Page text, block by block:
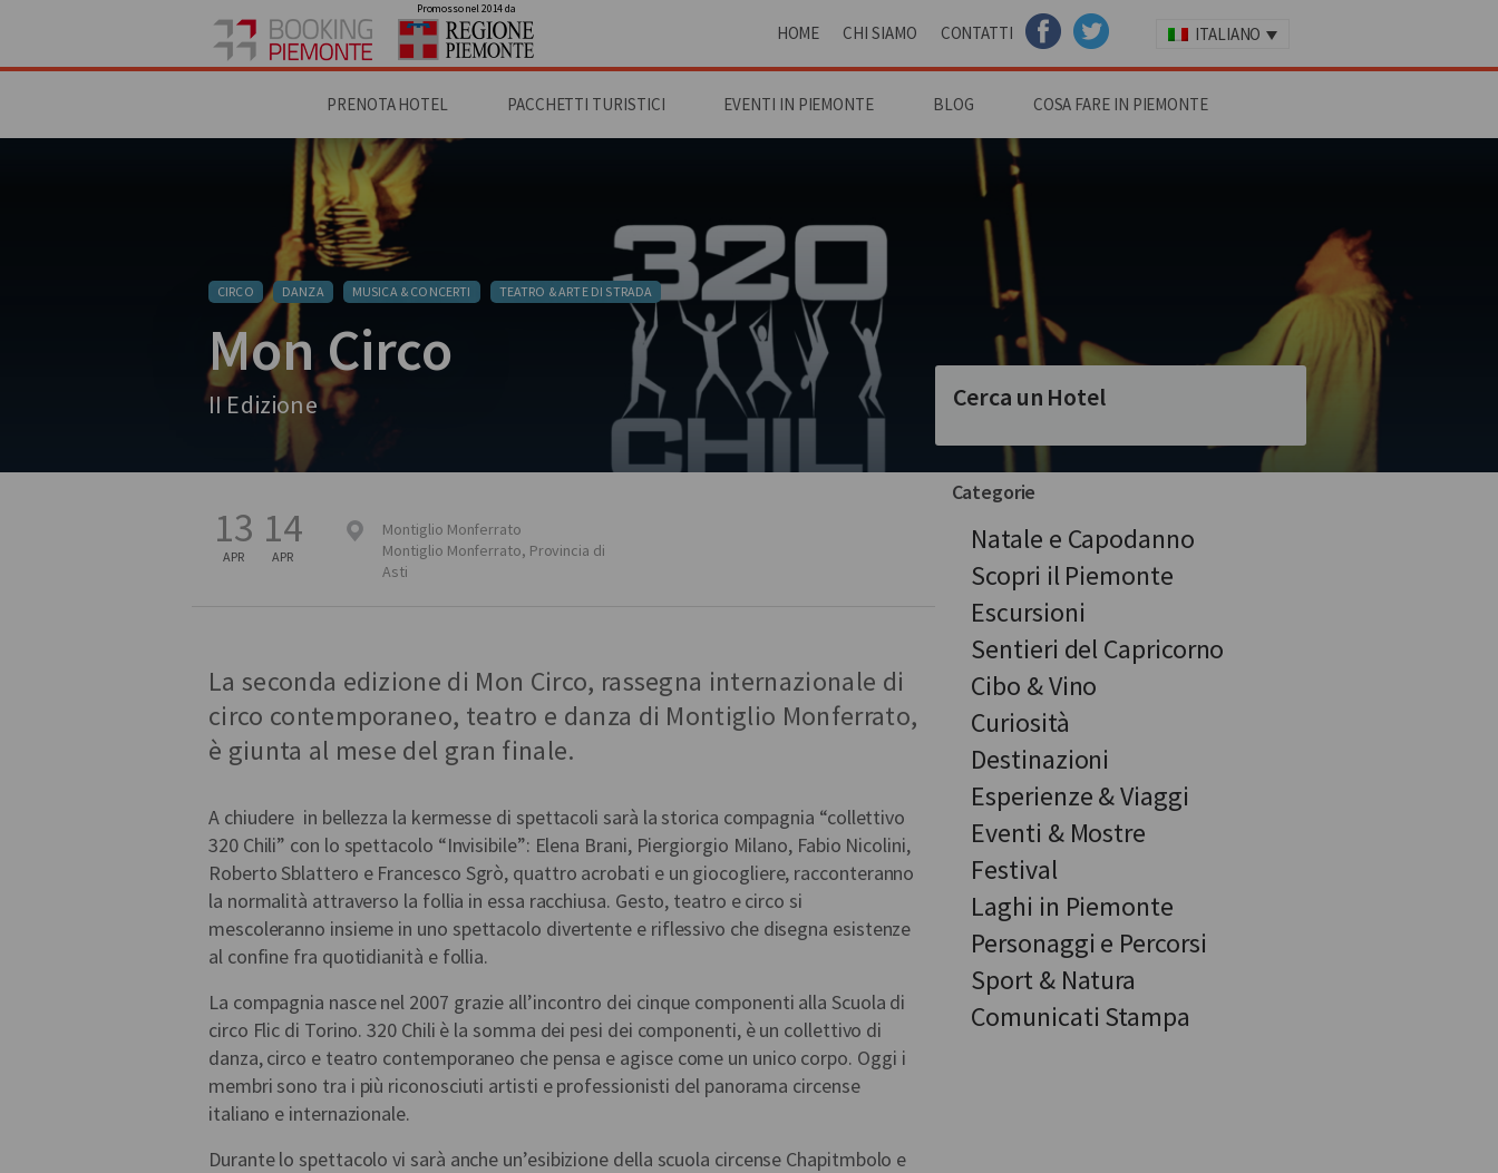
Promosso nel 2014 da
HOME CHI SIAMO CONTATTI
FACEBOOKTWITTER
ITALIANO
PRENOTA HOTEL PACCHETTI TURISTICI EVENTI IN PIEMONTE BLOG COSA FARE IN PIEMONTE
CIRCO DANZA MUSICA & CONCERTI TEATRO & ARTE DI STRADA
Mon Circo
II Edizione
13
APR
14
APR
Montiglio Monferrato
Montiglio Monferrato, Provincia di
Asti
La seconda edizione di Mon Circo, rassegna internazionale di
circo contemporaneo, teatro e danza di Montiglio Monferrato,
è giunta al mese del gran finale.
A chiudere in bellezza la kermesse di spettacoli sarà la storica compagnia “collettivo
320 Chili” con lo spettacolo “Invisibile”: Elena Brani, Piergiorgio Milano, Fabio Nicolini,
Roberto Sblattero e Francesco Sgrò, quattro acrobati e un giocogliere, racconteranno
la normalità attraverso la follia in essa racchiusa. Gesto, teatro e circo si
mescoleranno insieme in uno spettacolo divertente e riflessivo che disegna esistenze
al confine fra quotidianità e follia.
La compagnia nasce nel 2007 grazie all’incontro dei cinque componenti alla Scuola di
circo Flic di Torino. 320 Chili è la somma dei pesi dei componenti, è un collettivo di
danza, circo e teatro contemporaneo che pensa e agisce come un unico corpo. Oggi i
membri sono tra i più riconosciuti artisti e professionisti del panorama circense
italiano e internazionale.
Durante lo spettacolo vi sarà anche un’esibizione della scuola circense Chapitmbolo e
Cerca un Hotel
Categorie
Natale e Capodanno
Scopri il Piemonte
Escursioni
Sentieri del Capricorno
Cibo & Vino
Curiosità
Destinazioni
Esperienze & Viaggi
Eventi & Mostre
Festival
Laghi in Piemonte
Personaggi e Percorsi
Sport & Natura
Comunicati Stampa